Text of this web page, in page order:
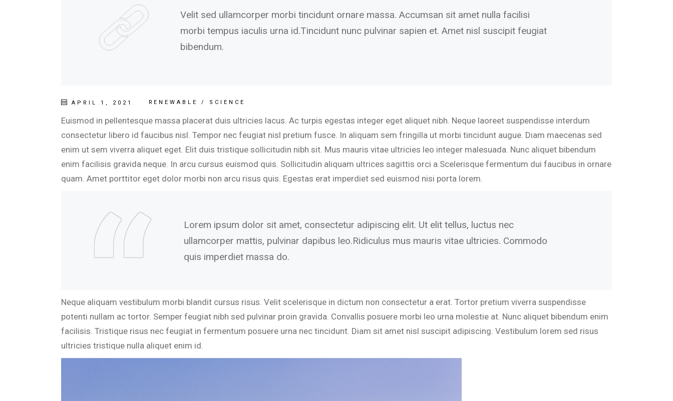
Velit sed ullamcorper morbi tincidunt ornare massa. Accumsan sit amet nulla facilisi
morbi tempus iaculis urna id.Tincidunt nunc pulvinar sapien et. Amet nisl suscipit feugiat
bibendum.
APRIL 1, 2021 RENEWABLE / SCIENCE
Euismod in pellentesque massa placerat duis ultricies lacus. Ac turpis egestas integer eget aliquet nibh. Neque laoreet suspendisse interdum
consectetur libero id faucibus nisl. Tempor nec feugiat nisl pretium fusce. In aliquam sem fringilla ut morbi tincidunt augue. Diam maecenas sed
enim ut sem viverra aliquet eget. Elit duis tristique sollicitudin nibh sit. Mus mauris vitae ultricies leo integer malesuada. Nunc aliquet bibendum
enim facilisis gravida neque. In arcu cursus euismod quis. Sollicitudin aliquam ultrices sagittis orci a.Scelerisque fermentum dui faucibus in ornare
quam. Amet porttitor eget dolor morbi non arcu risus quis. Egestas erat imperdiet sed euismod nisi porta lorem.
Lorem ipsum dolor sit amet, consectetur adipiscing elit. Ut elit tellus, luctus nec
ullamcorper mattis, pulvinar dapibus leo.Ridiculus mus mauris vitae ultricies. Commodo
quis imperdiet massa do.
Neque aliquam vestibulum morbi blandit cursus risus. Velit scelerisque in dictum non consectetur a erat. Tortor pretium viverra suspendisse
potenti nullam ac tortor. Semper feugiat nibh sed pulvinar proin gravida. Convallis posuere morbi leo urna molestie at. Nunc aliquet bibendum enim
facilisis. Tristique risus nec feugiat in fermentum posuere urna nec tincidunt. Diam sit amet nisl suscipit adipiscing. Vestibulum lorem sed risus
ultricies tristique nulla aliquet enim id.